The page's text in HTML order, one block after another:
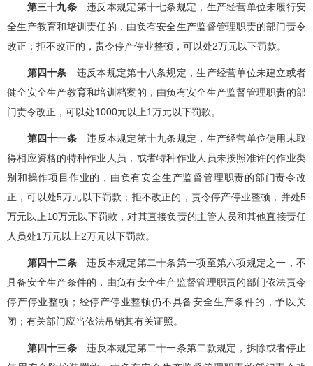
第三十九条违反本规定第十七条规定，生产经营单位未履行安
全生产教育和培训责任的，由负有安全生产监督管理职责的部门责令
改正；拒不改正的，责令停产停业整顿，可以处2万元以下罚款。
第四十条 违反本规定第十八条规定，生产经营单位未建立或者
健全安全生产教育和培训档案的，由负有安全生产监督管理职责的部
门责令改正，可以处1000元以上1万元以下罚款。
第四十一条违反本规定第十九条规定，生产经营单位使用未取
得相应资格的特种作业人员，或者特种作业人员未按照准许的作业类
别和操作项目作业的，由负有安全生产监督管理职责的部门责令改
正，可以处5万元以下罚款；拒不改正的，责令停产停业整顿，并处5
万元以上10万元以下罚款，对其直接负责的主管人员和其他直接责任
人员处1万元以上2万元以下罚款。
第四十二条违反本规定第二十条第一项至第六项规定之一，不
具备安全生产条件的，由负有安全生产监督管理职责的部门依法责令
停产停业整顿；经停产停业整顿仍不具备安全生产条件的，予以关
闭；有关部门应当依法吊销其有关证照。
第四十三条违反本规定第二十一条第二款规定，拆除或者停止